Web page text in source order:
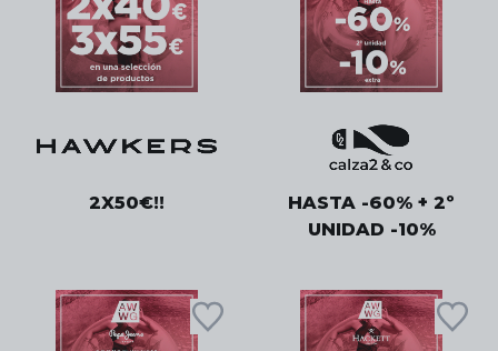
2X50€!!
HASTA -60% + 2º
UNIDAD -10%